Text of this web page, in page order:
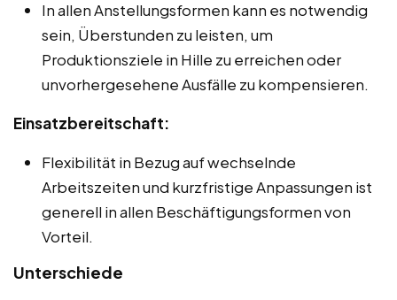
In allen Anstellungsformen kann es notwendig
sein, Überstunden zu leisten, um
Produktionsziele in Hille zu erreichen oder
unvorhergesehene Ausfälle zu kompensieren.
Einsatzbereitschaft:
Flexibilität in Bezug auf wechselnde
Arbeitszeiten und kurzfristige Anpassungen ist
generell in allen Beschäftigungsformen von
Vorteil.
Unterschiede